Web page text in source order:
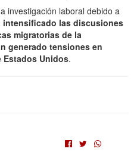
investigación laboral debido a
intensificado las discusiones
migratorias de la
generado tensiones en
Estados Unidos.